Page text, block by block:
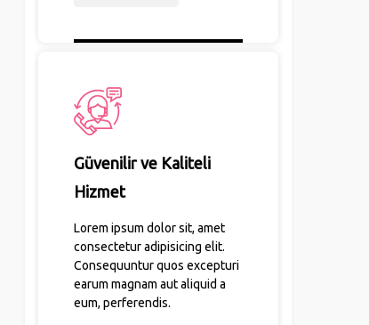
Güvenilir ve Kaliteli
Hizmet
Lorem ipsum dolor sit, amet
consectetur adipisicing elit.
Consequuntur quos excepturi
earum magnam aut aliquid a
eum, perferendis.